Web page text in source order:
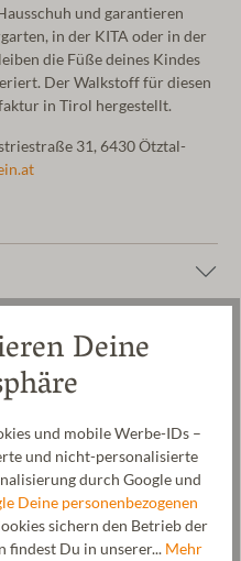
und garantieren
in der KITA oder in der
die Füße deines Kindes
Der Walkstoff für diesen
in Tirol hergestellt.
31, 6430 Ötztal-
Deine
und mobile Werbe-IDs –
und nicht-personalisierte
durch Google und
Deine personenbezogenen
sichern den Betrieb der
findest Du in unserer... Mehr